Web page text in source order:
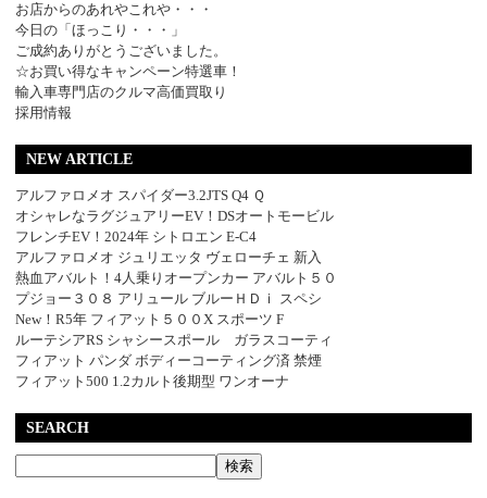
お店からのあれやこれや・・・
今日の「ほっこり・・・」
ご成約ありがとうございました。
☆お買い得なキャンペーン特選車！
輸入車専門店のクルマ高価買取り
採用情報
NEW ARTICLE
アルファロメオ スパイダー3.2JTS Q4 Ｑ
オシャレなラグジュアリーEV！DSオートモービル
フレンチEV！2024年 シトロエン E-C4
アルファロメオ ジュリエッタ ヴェローチェ 新入
熱血アバルト！4人乗りオープンカー アバルト５０
プジョー３０８ アリュール ブルーＨＤｉ スペシ
New！R5年 フィアット５００X スポーツ F
ルーテシアRS シャシースポール ガラスコーティ
フィアット パンダ ボディーコーティング済 禁煙
フィアット500 1.2カルト後期型 ワンオーナ
SEARCH